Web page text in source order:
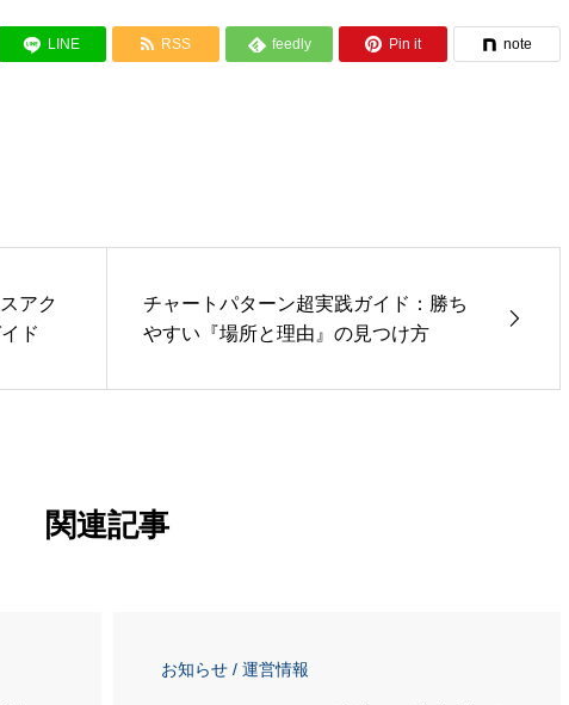
LINE  RSS  feedly  Pin it note
アク
ド
チャートパターン超実践ガイド：勝ち
やすい『場所と理由』の見つけ方
関連記事
お知らせ / 運営情報